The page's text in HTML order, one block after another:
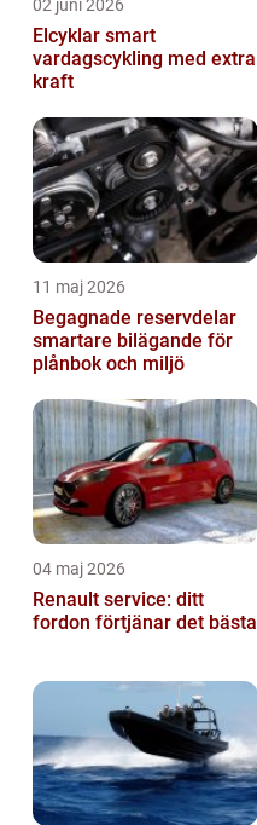
02 juni 2026
Elcyklar smart
vardagscykling med extra
kraft
11 maj 2026
Begagnade reservdelar
smartare bilägande för
plånbok och miljö
04 maj 2026
Renault service: ditt
fordon förtjänar det bästa